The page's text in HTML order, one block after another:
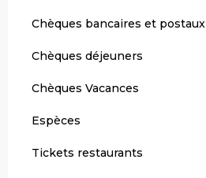
Chèques bancaires et postaux
Chèques déjeuners
Chèques Vacances
Espèces
Tickets restaurants